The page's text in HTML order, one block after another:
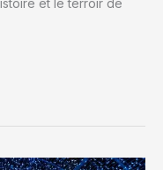
et le terroir de